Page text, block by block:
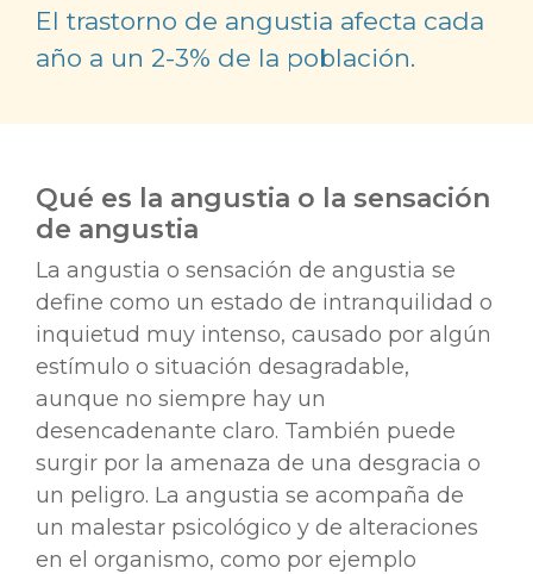
El trastorno de angustia afecta cada
año a un 2-3% de la población.
Qué es la angustia o la sensación
de angustia
La angustia o sensación de angustia se
define como un estado de intranquilidad o
inquietud muy intenso, causado por algún
estímulo o situación desagradable,
aunque no siempre hay un
desencadenante claro. También puede
surgir por la amenaza de una desgracia o
un peligro. La angustia se acompaña de
un malestar psicológico y de alteraciones
en el organismo, como por ejemplo